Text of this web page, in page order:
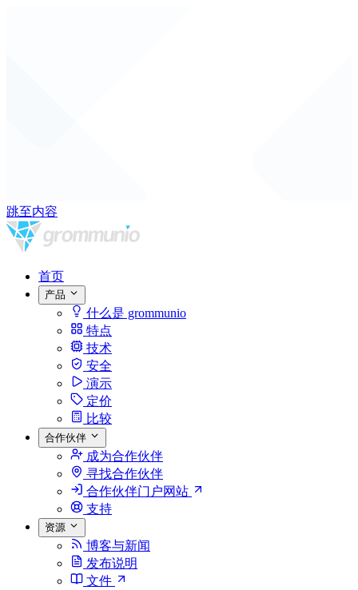
跳至内容
首页
产品
什么是 grommunio
特点
技术
安全
演示
定价
比较
合作伙伴
成为合作伙伴
寻找合作伙伴
合作伙伴门户网站
支持
资源
博客与新闻
发布说明
文件